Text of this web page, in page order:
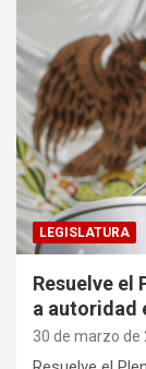
LEGISLATURA
Resuelve el
a autoridad
30 de marzo de